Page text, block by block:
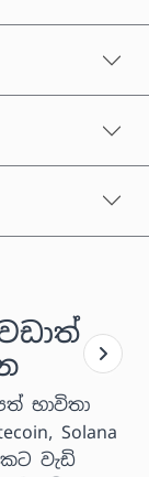
භාවිතා
Solana
වැඩි